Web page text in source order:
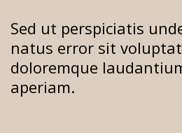
Sed ut perspiciatis
natus error sit
doloremque
aperiam.